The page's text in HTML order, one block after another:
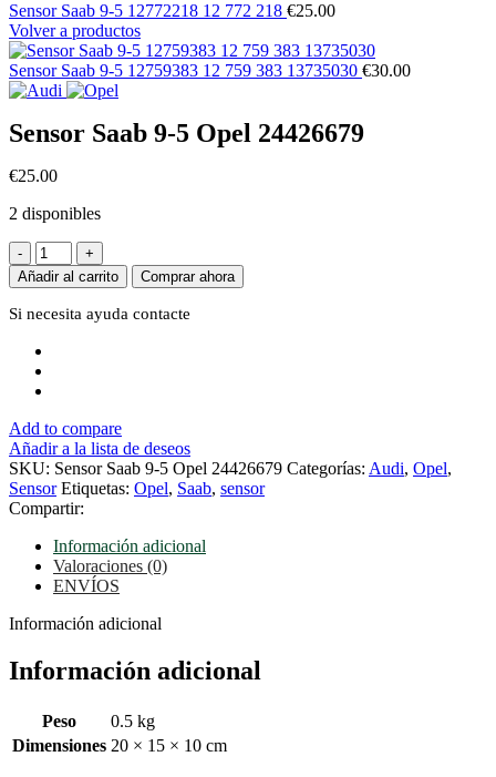
Sensor Saab 9-5 12772218 12 772 218 €25.00
Volver a productos
Sensor Saab 9-5 12759383 12 759 383 13735030 €30.00
Sensor Saab 9-5 Opel 24426679
€25.00
2 disponibles
Sensor
Saab
9-
5
24426679
cantidad
Añadir al carrito Comprar ahora
Si necesita ayuda contacte
Add to compare
Añadir a la lista de deseos
SKU: Sensor Saab 9-5 Opel 24426679 Categorías: Audi, Opel,
Sensor Etiquetas: Opel, Saab, sensor
Compartir:
Información adicional
Valoraciones (0)
ENVÍOS
Información adicional
Información adicional
Peso
0.5 kg
Dimensiones 20 × 15 × 10 cm